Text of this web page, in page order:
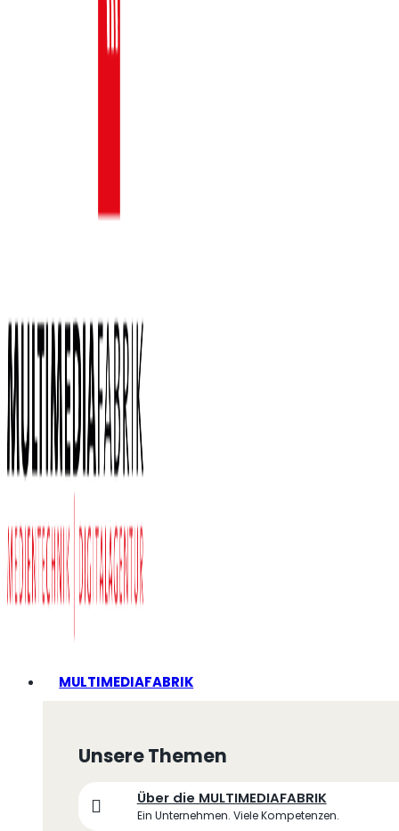
MULTIMEDIAFABRIK
Unsere Themen
Über die MULTIMEDIAFABRIK
Ein Unternehmen. Viele Kompetenzen.